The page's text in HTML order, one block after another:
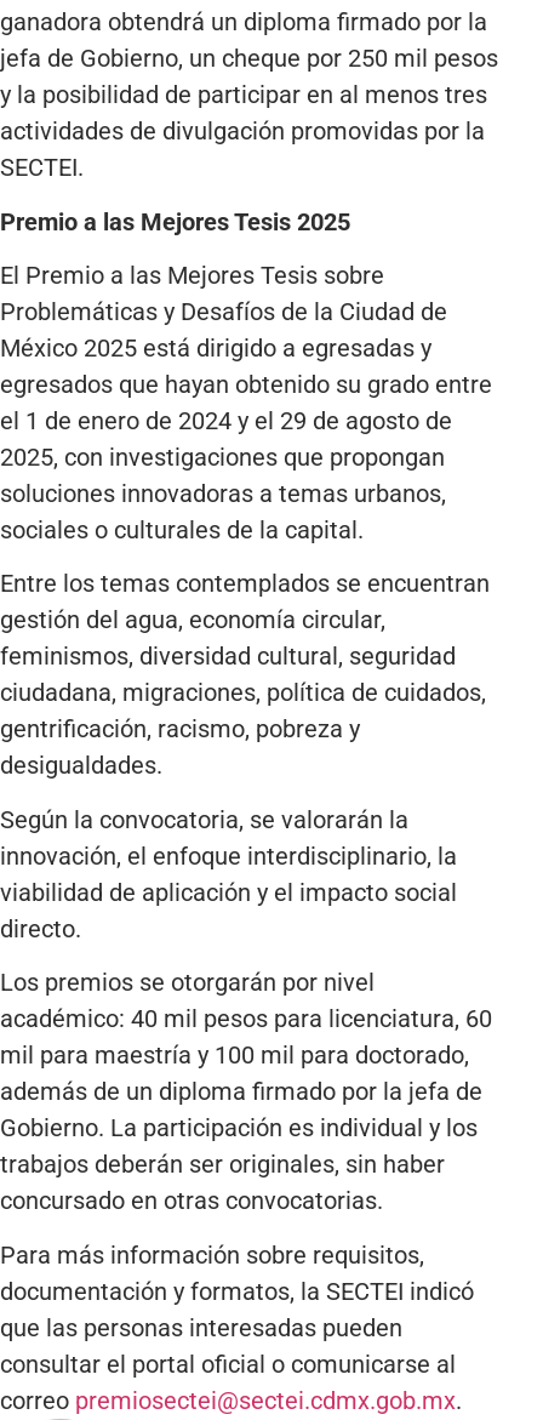
ganadora obtendrá un diploma firmado por la
jefa de Gobierno, un cheque por 250 mil pesos
y la posibilidad de participar en al menos tres
actividades de divulgación promovidas por la
SECTEI.
Premio a las Mejores Tesis 2025
El Premio a las Mejores Tesis sobre
Problemáticas y Desafíos de la Ciudad de
México 2025 está dirigido a egresadas y
egresados que hayan obtenido su grado entre
el 1 de enero de 2024 y el 29 de agosto de
2025, con investigaciones que propongan
soluciones innovadoras a temas urbanos,
sociales o culturales de la capital.
Entre los temas contemplados se encuentran
gestión del agua, economía circular,
feminismos, diversidad cultural, seguridad
ciudadana, migraciones, política de cuidados,
gentrificación, racismo, pobreza y
desigualdades.
Según la convocatoria, se valorarán la
innovación, el enfoque interdisciplinario, la
viabilidad de aplicación y el impacto social
directo.
Los premios se otorgarán por nivel
académico: 40 mil pesos para licenciatura, 60
mil para maestría y 100 mil para doctorado,
además de un diploma firmado por la jefa de
Gobierno. La participación es individual y los
trabajos deberán ser originales, sin haber
concursado en otras convocatorias.
Para más información sobre requisitos,
documentación y formatos, la SECTEI indicó
que las personas interesadas pueden
consultar el portal oficial o comunicarse al
correo premiosectei@sectei.cdmx.gob.mx.